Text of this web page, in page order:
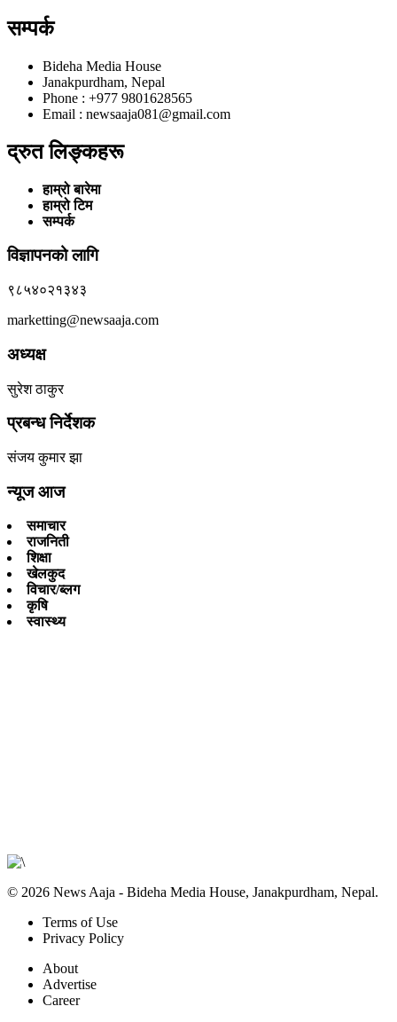
सम्पर्क
Bideha Media House
Janakpurdham, Nepal
Phone : +977 9801628565
Email : newsaaja081@gmail.com
द्रुत लिङ्कहरू
हाम्रो बारेमा
हाम्रो टिम
सम्पर्क
विज्ञापनको लागि
९८५४०२१३४३
marketting@newsaaja.com
अध्यक्ष
सुरेश ठाकुर
प्रबन्ध निर्देशक
संजय कुमार झा
न्यूज आज
समाचार
राजनिती
शिक्षा
खेलकुद
विचार/ब्लग
कृषि
स्वास्थ्य
© 2026 News Aaja - Bideha Media House, Janakpurdham, Nepal.
Terms of Use
Privacy Policy
About
Advertise
Career